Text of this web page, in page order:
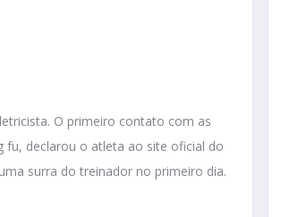
O primeiro contato com as
fu, declarou o atleta ao site oficial do
surra do treinador no primeiro dia.